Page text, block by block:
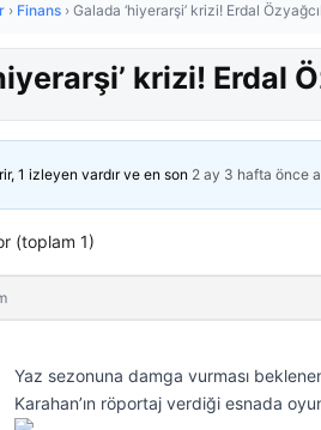
› Finans › Galada ‘hiyerarşi’ krizi! Erdal
krizi! Erdal
1 izleyen vardır ve en son 2 ay 3 hafta önce
(toplam 1)
Yaz sezonuna damga vurması
Karahan’ın röportaj verdiği esnada